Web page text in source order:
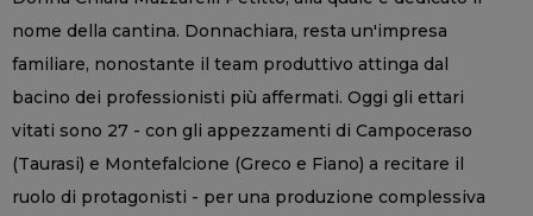
nome della cantina. Donnachiara, resta un'impresa
familiare, nonostante il team produttivo attinga dal
bacino dei professionisti più affermati. Oggi gli ettari
vitati sono 27 - con gli appezzamenti di Campoceraso
(Taurasi) e Montefalcione (Greco e Fiano) a recitare il
ruolo di protagonisti - per una produzione complessiva